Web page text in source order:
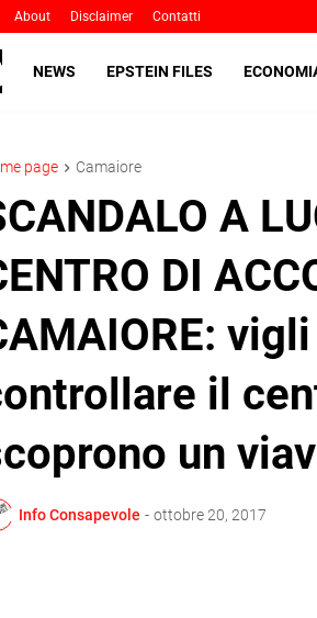
About Disclaimer Contatti
NEWS EPSTEIN FILES
page Camaiore
A
DI
il
un
Info Consapevole - ottobre 20, 2017